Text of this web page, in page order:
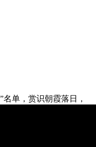
单，赏识朝霞落日，